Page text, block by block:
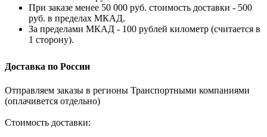
При заказе менее 50 000 руб. стоимость доставки - 500
руб. в пределах МКАД.
За пределами МКАД - 100 рублей километр (считается в
1 сторону).
Доставка по России
Отправляем заказы в регионы Транспортными компаниями
(оплачивется отдельно)
Стоимость доставки: